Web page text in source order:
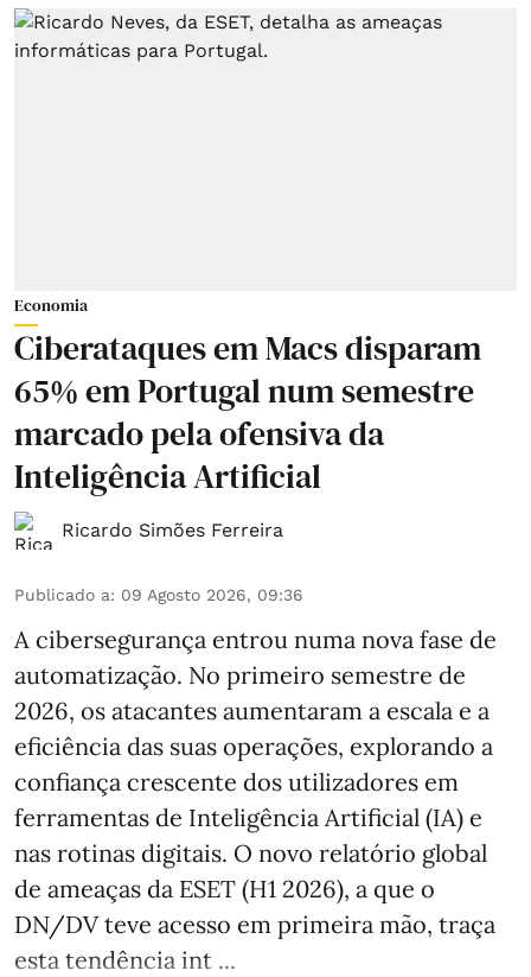
Economia
Ciberataques em Macs disparam
65% em Portugal num semestre
marcado pela ofensiva da
Inteligência Artificial
Ricardo Simões Ferreira
Publicado a: 09 Agosto 2026, 09:36
A cibersegurança entrou numa nova fase de
automatização. No primeiro semestre de
2026, os atacantes aumentaram a escala e a
eficiência das suas operações, explorando a
confiança crescente dos utilizadores em
ferramentas de Inteligência Artificial (IA) e
nas rotinas digitais. O novo relatório global
de ameaças da ESET (H1 2026), a que o
DN/DV teve acesso em primeira mão, traça
esta tendência int ...